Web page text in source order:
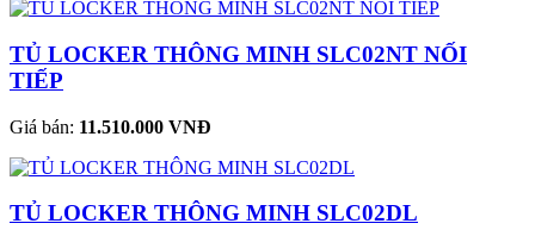
TỦ LOCKER THÔNG MINH SLC02NT NỐI
TIẾP
Giá bán: 11.510.000 VNĐ
TỦ LOCKER THÔNG MINH SLC02DL